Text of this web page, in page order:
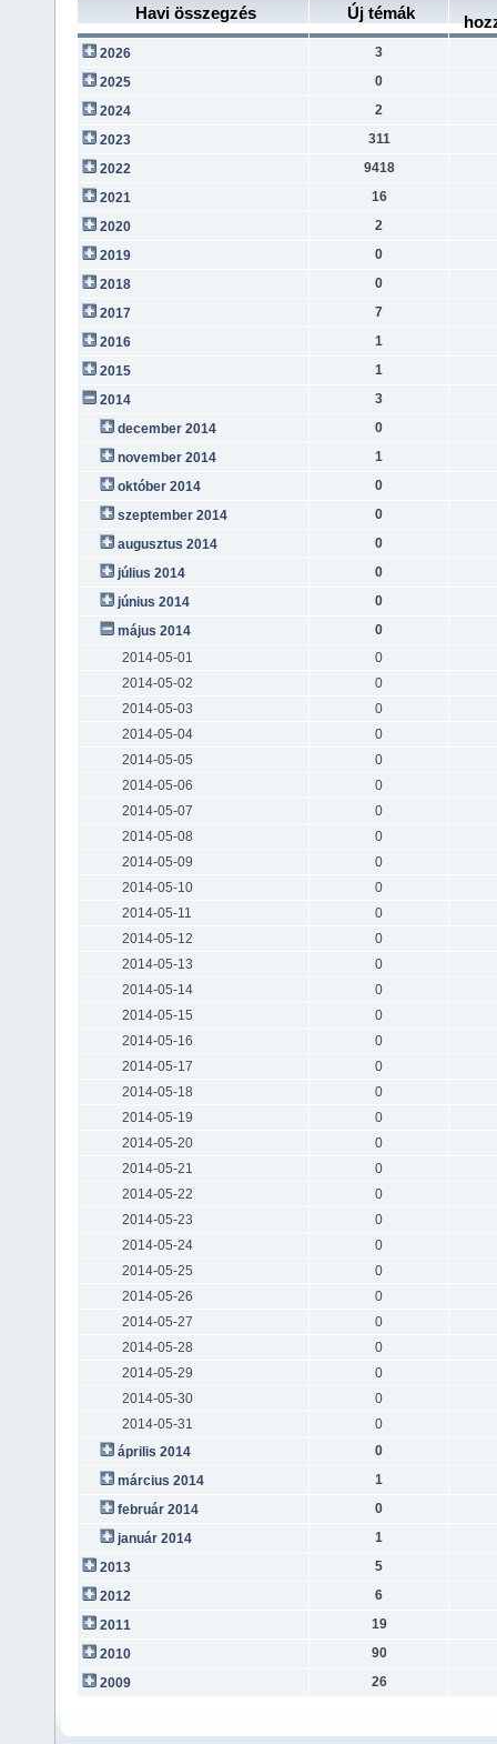
Havi összegzés Új témák
2026
3
2025
0
2024
2
2023
311
2022
9418
2021
16
2020
2
2019
0
2018
0
2017
7
2016
1
2015
1
2014
3
december 2014
0
november 2014
1
október 2014
0
szeptember 2014
0
augusztus 2014
0
július 2014
0
június 2014
0
május 2014
0
2014-05-01
0
2014-05-02
0
2014-05-03
0
2014-05-04
0
2014-05-05
0
2014-05-06
0
2014-05-07
0
2014-05-08
0
2014-05-09
0
2014-05-10
0
2014-05-11
0
2014-05-12
0
2014-05-13
0
2014-05-14
0
2014-05-15
0
2014-05-16
0
2014-05-17
0
2014-05-18
0
2014-05-19
0
2014-05-20
0
2014-05-21
0
2014-05-22
0
2014-05-23
0
2014-05-24
0
2014-05-25
0
2014-05-26
0
2014-05-27
0
2014-05-28
0
2014-05-29
0
2014-05-30
0
2014-05-31
0
április 2014
0
március 2014
1
február 2014
0
január 2014
1
2013
5
2012
6
2011
19
2010
90
2009
26